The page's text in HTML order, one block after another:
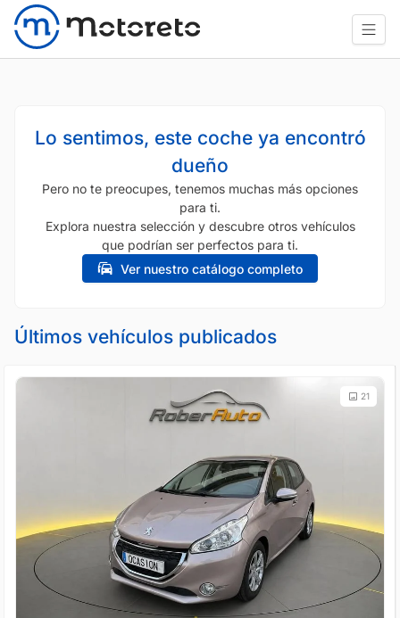
Lo sentimos, este coche ya encontró
dueño
Pero no te preocupes, tenemos muchas más opciones
para ti.
Explora nuestra selección y descubre otros vehículos
que podrían ser perfectos para ti.
Ver nuestro catálogo completo
Últimos vehículos publicados
21